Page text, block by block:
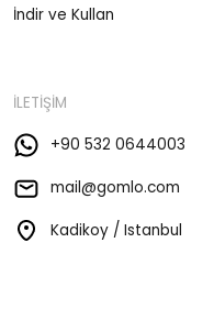
İndir ve Kullan
İLETİŞİM
+90 532 0644003
mail@gomlo.com
Kadikoy / Istanbul